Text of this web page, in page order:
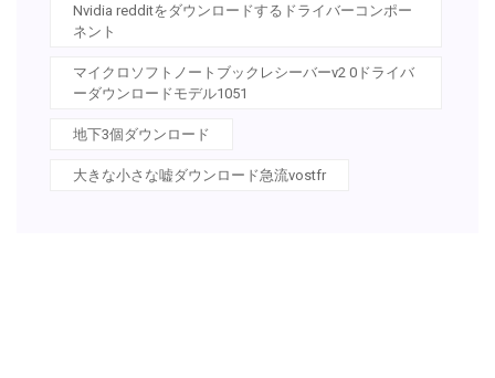
Nvidia redditをダウンロードするドライバーコンポー
ネント
マイクロソフトノートブックレシーバーv2 0ドライバ
ーダウンロードモデル1051
地下3個ダウンロード
大きな小さな嘘ダウンロード急流vostfr